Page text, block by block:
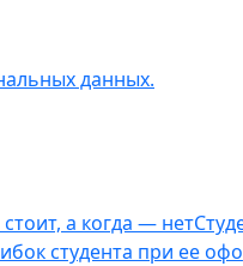
данных.
а когда — нет
студента при ее